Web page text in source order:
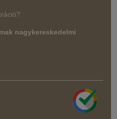
nagykereskedelmi